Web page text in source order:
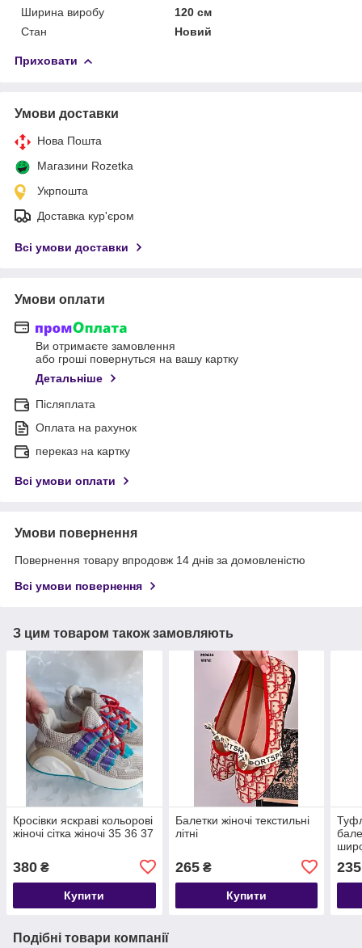
Ширина виробу
120 см
Стан
Новий
Приховати
Умови доставки
Нова Пошта
Магазини Rozetka
Укрпошта
Доставка кур'єром
Всі умови доставки
Умови оплати
Ви отримаєте замовлення
або гроші повернуться на вашу картку
Детальніше
Післяплата
Оплата на рахунок
переказ на картку
Всі умови оплати
Умови повернення
Повернення товару впродовж 14 днів за домовленістю
Всі умови повернення
З цим товаром також замовляють
Кросівки яскраві кольорові
жіночі сітка жіночі 35 36 37
380 ₴
Купити
Балетки жіночі текстильні
літні
265₴
Купити
235
Подібні товари компанії